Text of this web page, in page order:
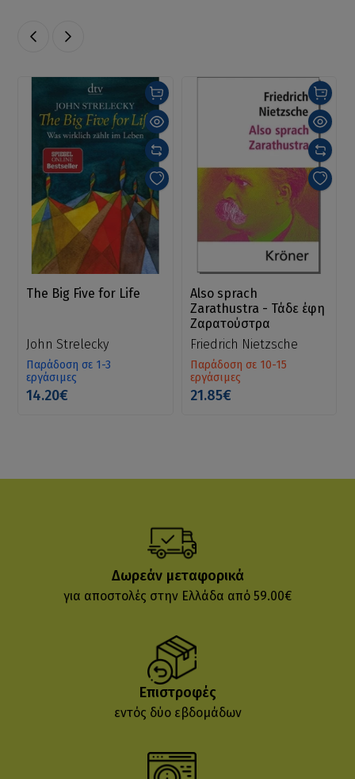
The Big Five for Life
John Strelecky
Παράδοση σε 1-3
εργάσιμες
14.20€
Also sprach
Zarathustra - Τάδε έφη
Ζαρατούστρα
Friedrich Nietzsche
Παράδοση σε 10-15
εργάσιμες
21.85€
Δωρεάν μεταφορικά
για αποστολές στην Ελλάδα από 59.00€
Επιστροφές
εντός δύο εβδομάδων